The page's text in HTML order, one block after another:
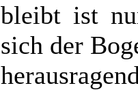
bleibt ist
sich der